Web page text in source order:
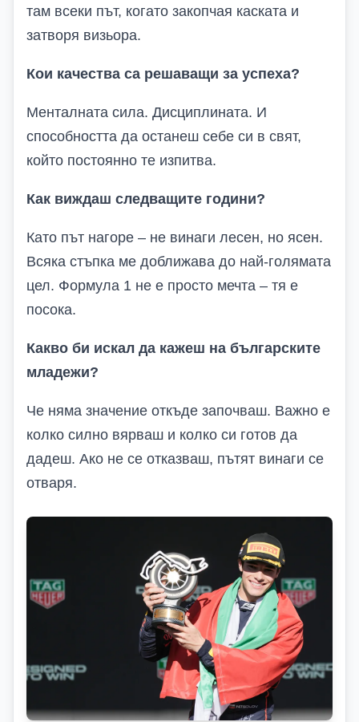
там всеки път, когато закопчая каската и
затворя визьора.
Кои качества са решаващи за успеха?
Менталната сила. Дисциплината. И
способността да останеш себе си в свят,
който постоянно те изпитва.
Как виждаш следващите години?
Като път нагоре – не винаги лесен, но ясен.
Всяка стъпка ме доближава до най-голямата
цел. Формула 1 не е просто мечта – тя е
посока.
Какво би искал да кажеш на българските
младежи?
Че няма значение откъде започваш. Важно е
колко силно вярваш и колко си готов да
дадеш. Ако не се отказваш, пътят винаги се
отваря.